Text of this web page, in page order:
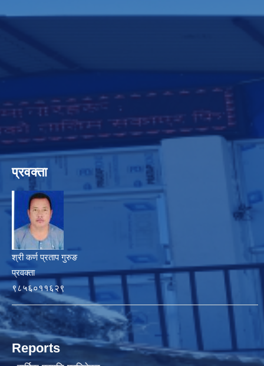
प्रवक्ता
श्री कर्ण प्रताप गुरुङ
प्रवक्ता
९८५६०११६२९
Reports